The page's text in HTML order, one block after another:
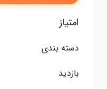
امتیاز
دسته بندی
بازدید